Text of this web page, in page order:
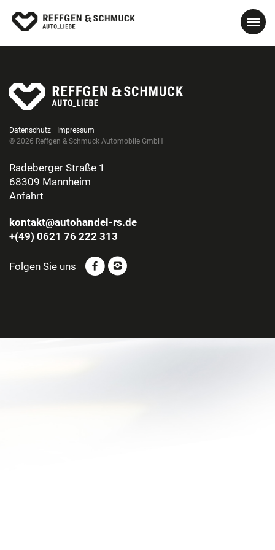
Datenschutz
Impressum
© 2026 Reffgen & Schmuck Automobile GmbH
Radeberger Straße 1
68309 Mannheim
Anfahrt
kontakt@autohandel-rs.de
+(49) 0621 76 222 313
Folgen Sie uns